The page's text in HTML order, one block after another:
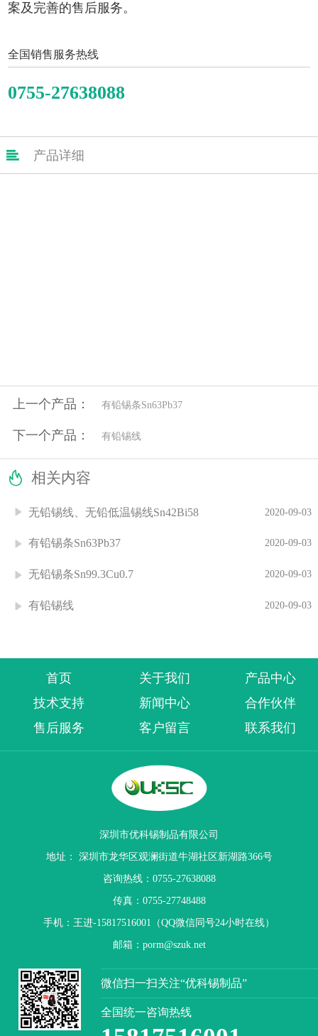
案及完善的售后服务。
全国销售服务热线
0755-27638088
 产品详细
上一个产品： 有铅锡条Sn63Pb37
下一个产品： 有铅锡线
 相关内容
无铅锡线、无铅低温锡线Sn42Bi58 2020-09-03
有铅锡条Sn63Pb37 2020-09-03
无铅锡条Sn99.3Cu0.7 2020-09-03
有铅锡线 2020-09-03
首页 关于我们
产品中心
技术支持
新闻中心
合作伙伴
售后服务
客户留言 联系我们
深圳市优科锡制品有限公司
地址： 深圳市龙华区观澜街道牛湖社区新湖路366号
咨询热线：0755-27638088
传真：0755-27748488
手机：王进-15817516001（QQ微信同号24小时在线）
邮箱：porm@szuk.net
微信扫一扫关注“优科锡制品”
全国统一咨询热线